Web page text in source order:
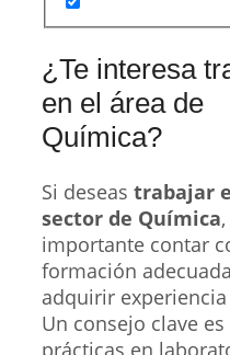
Laboratorio de
Diagnóstico
Bioanálisis
Técnico en
Control de
Si quieres realizar
Formación